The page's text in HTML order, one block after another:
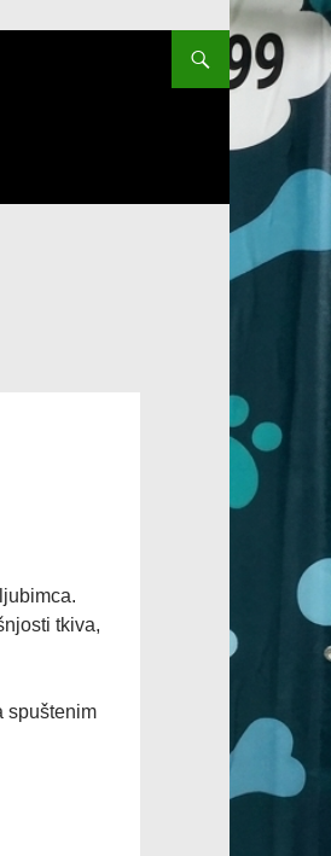
tkiva,
spuštenim